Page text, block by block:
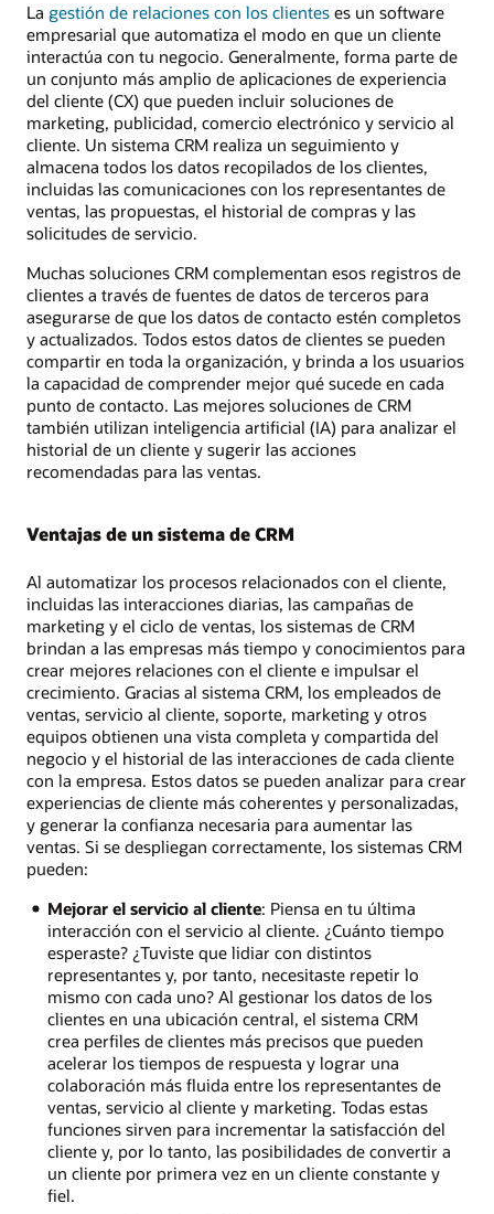
La gestión de relaciones con los clientes es un software
empresarial que automatiza el modo en que un cliente
interactúa con tu negocio. Generalmente, forma parte de
un conjunto más amplio de aplicaciones de experiencia
del cliente (CX) que pueden incluir soluciones de
marketing, publicidad, comercio electrónico y servicio al
cliente. Un sistema CRM realiza un seguimiento y
almacena todos los datos recopilados de los clientes,
incluidas las comunicaciones con los representantes de
ventas, las propuestas, el historial de compras y las
solicitudes de servicio.
Muchas soluciones CRM complementan esos registros de
clientes a través de fuentes de datos de terceros para
asegurarse de que los datos de contacto estén completos
y actualizados. Todos estos datos de clientes se pueden
compartir en toda la organización, y brinda a los usuarios
la capacidad de comprender mejor qué sucede en cada
punto de contacto. Las mejores soluciones de CRM
también utilizan inteligencia artificial (IA) para analizar el
historial de un cliente y sugerir las acciones
recomendadas para las ventas.
Ventajas de un sistema de CRM
Al automatizar los procesos relacionados con el cliente,
incluidas las interacciones diarias, las campañas de
marketing y el ciclo de ventas, los sistemas de CRM
brindan a las empresas más tiempo y conocimientos para
crear mejores relaciones con el cliente e impulsar el
crecimiento. Gracias al sistema CRM, los empleados de
ventas, servicio al cliente, soporte, marketing y otros
equipos obtienen una vista completa y compartida del
negocio y el historial de las interacciones de cada cliente
con la empresa. Estos datos se pueden analizar para crear
experiencias de cliente más coherentes y personalizadas,
y generar la confianza necesaria para aumentar las
ventas. Si se despliegan correctamente, los sistemas CRM
pueden:
Mejorar el servicio al cliente: Piensa en tu última
interacción con el servicio al cliente. ¿Cuánto tiempo
esperaste? ¿Tuviste que lidiar con distintos
representantes y, por tanto, necesitaste repetir lo
mismo con cada uno? Al gestionar los datos de los
clientes en una ubicación central, el sistema CRM
crea perfiles de clientes más precisos que pueden
acelerar los tiempos de respuesta y lograr una
colaboración más fluida entre los representantes de
ventas, servicio al cliente y marketing. Todas estas
funciones sirven para incrementar la satisfacción del
cliente y, por lo tanto, las posibilidades de convertir a
un cliente por primera vez en un cliente constante y
fiel.